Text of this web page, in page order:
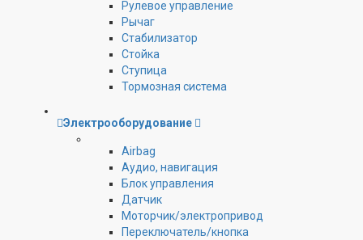
Рулевое управление
Рычаг
Стабилизатор
Стойка
Ступица
Тормозная система
Электрооборудование
Airbag
Аудио, навигация
Блок управления
Датчик
Моторчик/электропривод
Переключатель/кнопка